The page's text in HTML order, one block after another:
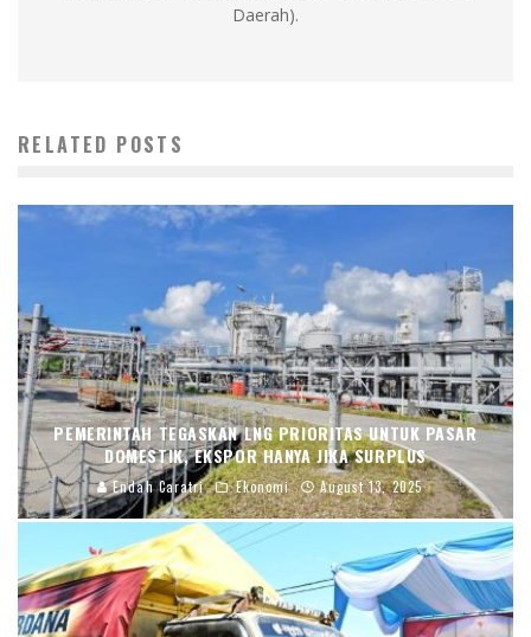
Daerah).
RELATED POSTS
PEMERINTAH TEGASKAN LNG PRIORITAS UNTUK PASAR
DOMESTIK, EKSPOR HANYA JIKA SURPLUS
Endah Caratri Ekonomi August 13, 2025